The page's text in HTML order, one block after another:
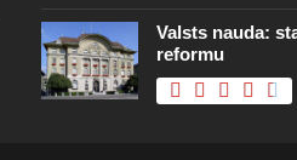
Valsts nauda:
reformu